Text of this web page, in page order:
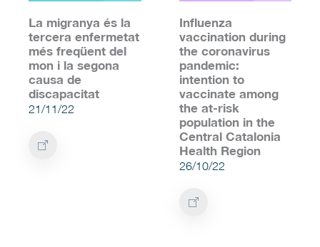
La migranya és la
tercera enfermetat
més freqüent del
mon i la segona
causa de
discapacitat
21/11/22
Influenza
vaccination during
the coronavirus
pandemic:
intention to
vaccinate among
the at-risk
population in the
Central Catalonia
Health Region
26/10/22